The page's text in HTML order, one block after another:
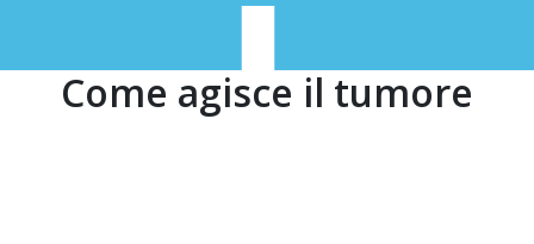
Come agisce il tumore